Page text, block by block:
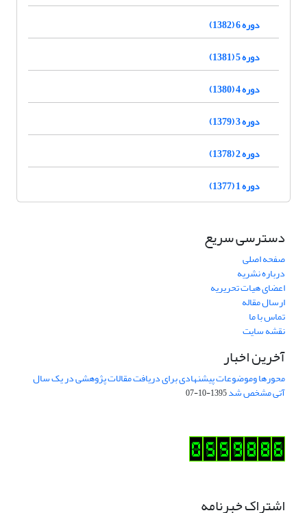
دوره 6 (1382)
دوره 5 (1381)
دوره 4 (1380)
دوره 3 (1379)
دوره 2 (1378)
دوره 1 (1377)
دسترسی سریع
صفحه اصلی
درباره نشریه
اعضای هیات تحریریه
ارسال مقاله
تماس با ما
نقشه سایت
آخرین اخبار
محورها وموضوعات پیشنهادی برای دریافت مقالات پژوهشی در یک سال
آتی مشخص شد1395-10-07
اشتراک خبرنامه